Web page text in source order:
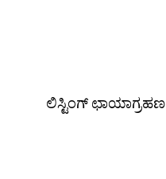
ಲಿಸ್ಟಿಂಗ್ ಛಾಯಾಗ್ರಹಣ